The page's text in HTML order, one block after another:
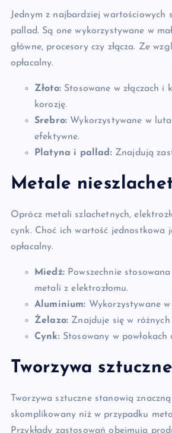
Jednym z najbardziej wartościowych
pallad. Są one wykorzystywane w
główne, procesory czy złącza. Ze
opłacalny.
Złoto:Stosowane w złączach i
korozję.
Srebro: Wykorzystywane w
efektywne.
Platyna i pallad:Znajdują
Metale
Oprócz metali szlachetnych,
cynk. Choć ich wartość jednostkowa
opłacalny.
Miedź:Powszechnie
metali z elektrozłomu.
Aluminium: Wykorzystywane
Żelazo: Znajduje się w
Cynk:Stosowany w
Tworzywa sztuczne
Tworzywa sztuczne stanowią
skomplikowany niż w przypadku
Przykłady zastosowań obejmują